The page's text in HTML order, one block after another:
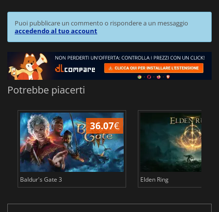
Puoi pubblicare un commento o rispondere a un messaggio
accedendo al tuo account
Potrebbe piacerti
36.07€
Baldur's Gate 3 Elden Ring